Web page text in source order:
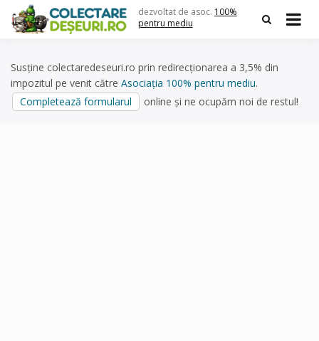
content
dezvoltat de asoc. 100%
pentru mediu
Susține colectaredeseuri.ro prin redirecționarea a 3,5% din
impozitul pe venit către Asociația 100% pentru mediu.
Completează formularul
online și ne ocupăm noi de restul!